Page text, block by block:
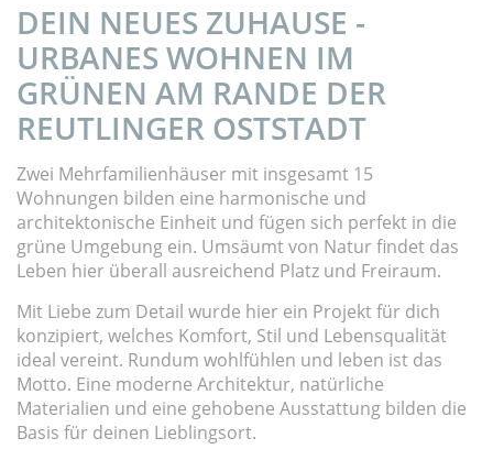
DEIN NEUES ZUHAUSE -
URBANES WOHNEN IM
GRÜNEN AM RANDE DER
REUTLINGER OSTSTADT
Zwei Mehrfamilienhäuser mit insgesamt 15
Wohnungen bilden eine harmonische und
architektonische Einheit und fügen sich perfekt in die
grüne Umgebung ein. Umsäumt von Natur findet das
Leben hier überall ausreichend Platz und Freiraum.
Mit Liebe zum Detail wurde hier ein Projekt für dich
konzipiert, welches Komfort, Stil und Lebensqualität
ideal vereint. Rundum wohlfühlen und leben ist das
Motto. Eine moderne Architektur, natürliche
Materialien und eine gehobene Ausstattung bilden die
Basis für deinen Lieblingsort.